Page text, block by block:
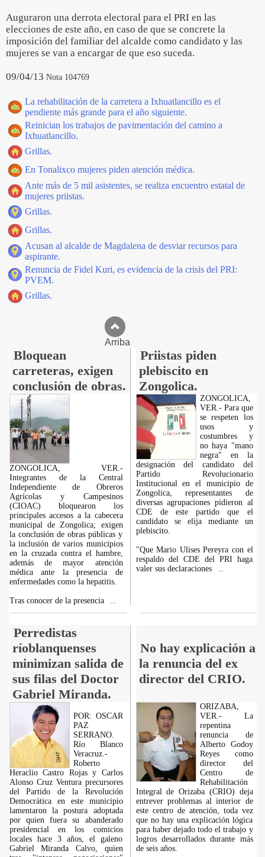
Auguraron una derrota electoral para el PRI en las
elecciones de este año, en caso de que se concrete la
imposición del familiar del alcalde como candidato y las
mujeres se van a encargar de que eso suceda.
09/04/13 Nota 104769
La rehabilitación de la carretera a Ixhuatlancillo es el
pendiente más grande para el año siguiente.
Reinician los trabajos de pavimentación del camino a
Ixhuatlancillo.
Grillas.
En Tonalixco mujeres piden atención médica.
Ante más de 5 mil asistentes, se realiza encuentro estatal de
mujeres priistas.
Grillas.
Grillas.
Acusan al alcalde de Magdalena de desviar recursos para
aspirante.
Renuncia de Fidel Kuri, es evidencia de la crisis del PRI:
PVEM.
Grillas.
Arriba
Bloquean
carreteras, exigen
conclusión de obras.
Priistas piden
plebiscito en
Zongolica.
ZONGOLICA, VER.-
Integrantes de la Central
Independiente de Obreros
Agrícolas y Campesinos
(CIOAC) bloquearon los
principales accesos a la cabecera
municipal de Zongolica; exigen
la conclusión de obras públicas y
la inclusión de varios municipios
en la cruzada contra el hambre,
además de mayor atención
médica ante la presencia de
enfermedades como la hepatitis.
Tras conocer de la presencia
ZONGOLICA,
VER.- Para que
se respeten los
usos y
costumbres y
no haya "mano
negra" en la
designación del candidato del
Partido Revolucionario
Institucional en el municipio de
Zongolica, representantes de
diversas agrupaciones pidieron al
CDE de este partido que el
candidato se elija mediante un
plebiscito.
"Que Mario Ulises Pereyra con el
respaldo del CDE del PRI haga
valer sus declaraciones
Perredistas
ríoblanquenses
minimizan salida de
sus filas del Doctor
Gabriel Miranda.
No hay explicación a
la renuncia del ex
director del CRIO.
POR: OSCAR
PAZ
SERRANO.
Río Blanco
Veracruz.-
Roberto
Heraclio Castro Rojas y Carlos
Alonso Cruz Ventura precursores
del Partido de la Revolución
Democrática en este municipio
lamentaron la postura adoptada
por quien fuera su abanderado
presidencial en los comicios
locales hace 3 años, el galeno
Gabriel Miranda Calvo, quien
ORIZABA,
VER.- La
repentina
renuncia de
Alberto Godoy
Reyes como
director del
Centro de
Rehabilitación
Integral de Orizaba (CRIO) deja
entrever problemas al interior de
este centro de atención, toda vez
que no hay una explicación lógica
para haber dejado todo el trabajo y
logros desarrollados durante más
de seis años.